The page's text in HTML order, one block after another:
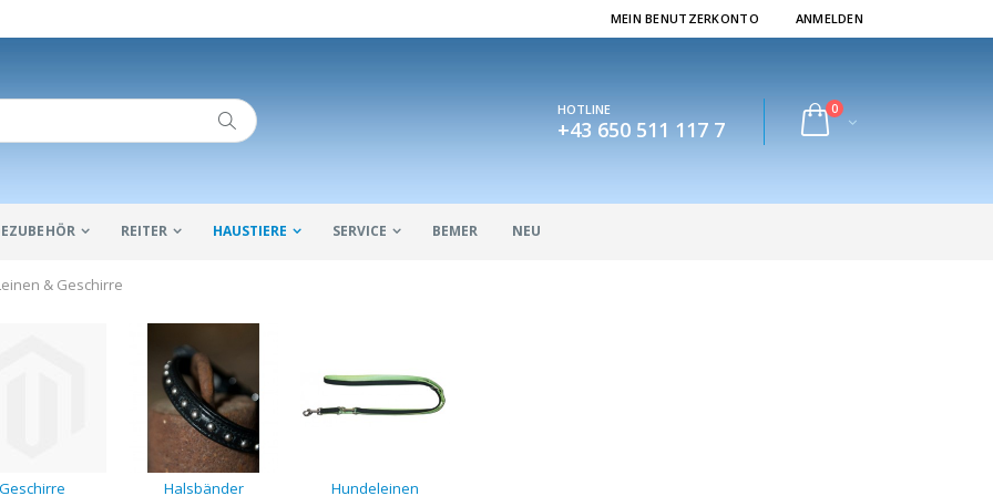
MEIN BENUTZERKONTO ANMELDEN
HOTLINE
+43 650 511 117 7
0
REITER HAUSTIERE SERVICE BEMER NEU
& Geschirre
Geschirre Halsbänder Hundeleinen